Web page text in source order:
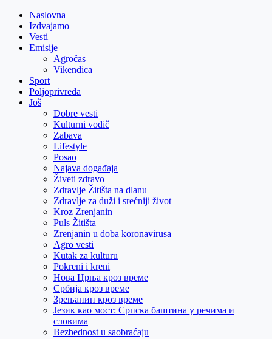
Naslovna
Izdvajamo
Vesti
Emisije
Agročas
Vikendica
Sport
Poljoprivreda
Još
Dobre vesti
Kulturni vodič
Zabava
Lifestyle
Posao
Najava događaja
Živeti zdravo
Zdravlje Žitišta na dlanu
Zdravlje za duži i srećniji život
Kroz Zrenjanin
Puls Žitišta
Zrenjanin u doba koronavirusa
Agro vesti
Kutak za kulturu
Pokreni i kreni
Нова Црња кроз време
Србија кроз време
Зрењанин кроз време
Језик као мост: Српска баштина у речима и
словима
Bezbednost u saobraćaju